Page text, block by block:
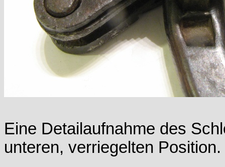
Eine Detailaufnahme des
unteren, verriegelten Position.